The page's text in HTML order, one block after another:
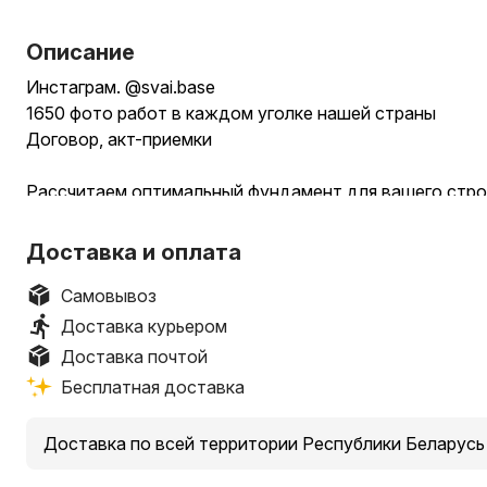
Описание
Инстаграм. @svai.base
1650 фото работ в каждом уголке нашей страны
Договор, акт-приемки
Рассчитаем оптимальный фундамент для вашего
Для: дом, гараж, баня, постройка, забор, Пирс,
ворота, калитка, ограждение, сруб.
Так же, монтируем Забивные железобетонные сваи,
Диаметр сваи: 57 мм, 76 мм, 89 мм, 102 мм, 108 мм,
I
Длина сваи: от 1 до 6 метров.
мм, 400 х 400 мм.
Доставка и оплата
Самовывоз
Доставка курьером
Доставка почтой
Бесплатная доставка
Доставка по всей территории Республики Беларусь